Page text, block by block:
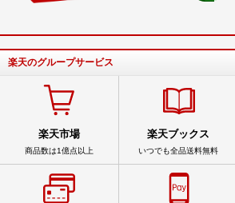
楽天のグループサービス
楽天市場
商品数は1億点以上
楽天ブックス
いつでも全品送料無料